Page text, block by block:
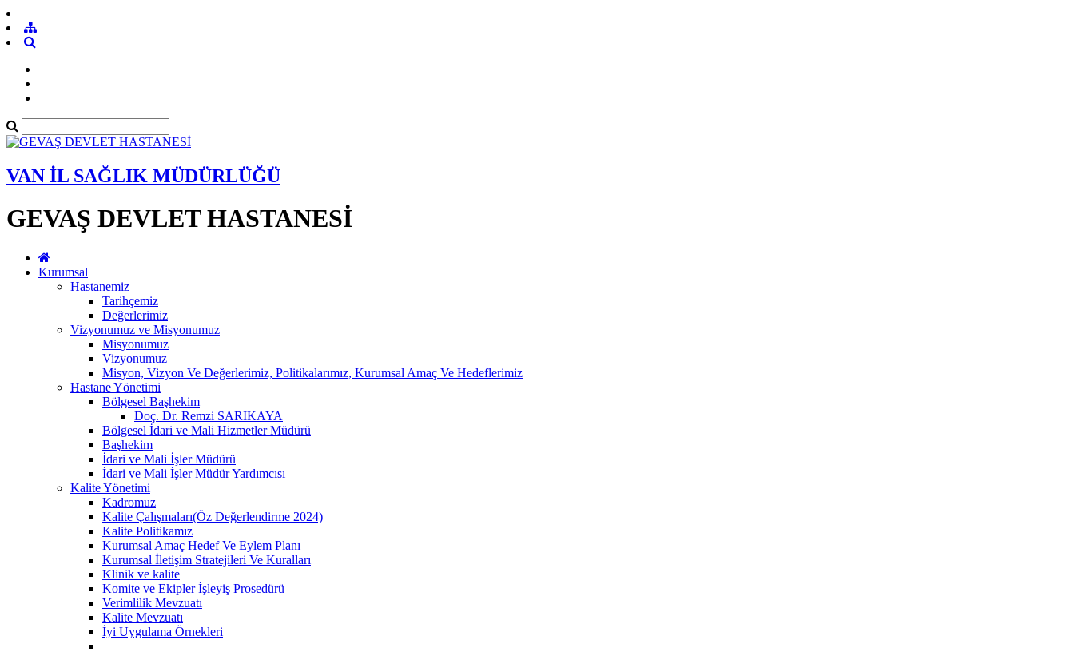
VAN İL SAĞLIK MÜDÜRLÜĞÜ
GEVAŞ DEVLET HASTANESİ
Kurumsal
Hastanemiz
Tarihçemiz
Değerlerimiz
Vizyonumuz ve Misyonumuz
Misyonumuz
Vizyonumuz
Misyon, Vizyon Ve Değerlerimiz, Politikalarımız, Kurumsal Amaç Ve Hedeflerimiz
Hastane Yönetimi
Bölgesel Başhekim
Doç. Dr. Remzi SARIKAYA
Bölgesel İdari ve Mali Hizmetler Müdürü
Başhekim
İdari ve Mali İşler Müdürü
İdari ve Mali İşler Müdür Yardımcısı
Kalite Yönetimi
Kadromuz
Kalite Çalışmaları(Öz Değerlendirme 2024)
Kalite Politikamız
Kurumsal Amaç Hedef Ve Eylem Planı
Kurumsal İletişim Stratejileri Ve Kuralları
Klinik ve kalite
Komite ve Ekipler İşleyiş Prosedürü
Verimlilik Mevzuatı
Kalite Mevzuatı
İyi Uygulama Örnekleri